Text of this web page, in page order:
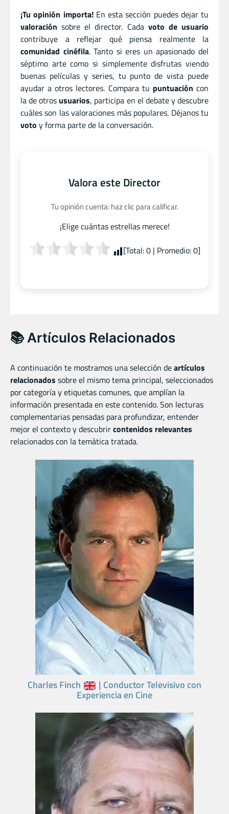
¡Tu opinión importa!En esta sección puedes dejar tu
valoración sobre el director. Cada voto de usuario
contribuye a reflejar qué piensa realmente la
comunidad cinéfila. Tanto si eres un apasionado del
séptimo arte como si simplemente disfrutas viendo
buenas películas y series, tu punto de vista puede
ayudar a otros lectores. Compara tu puntuación con
la de otros usuarios, participa en el debate y descubre
cuáles son las valoraciones más populares. Déjanos tu
voto y forma parte de la conversación.
Valora este Director
Tu opinión cuenta: haz clic para calificar.
¡Elige cuántas estrellas merece!
[Total:0| Promedio:0]
📚 Artículos Relacionados
A continuación te mostramos una selección deartículos
relacionados sobre el mismo tema principal, seleccionados
por categoría y etiquetas comunes, que amplían la
información presentada en este contenido. Son lecturas
complementarias pensadas para profundizar, entender
mejor el contexto y descubrircontenidos relevantes
relacionados con la temática tratada.
Charles Finch | Conductor Televisivo con
Experiencia en Cine